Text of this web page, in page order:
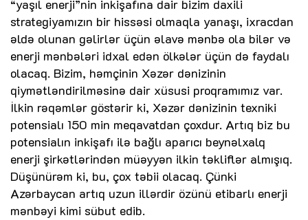
“yaşıl enerji”nin inkişafına dair bizim daxili
strategiyamızın bir hissəsi olmaqla yanaşı, ixracdan
əldə olunan gəlirlər üçün əlavə mənbə ola bilər və
enerji mənbələri idxal edən ölkələr üçün də faydalı
olacaq. Bizim, həmçinin Xəzər dənizinin
qiymətləndirilməsinə dair xüsusi proqramımız var.
İlkin rəqəmlər göstərir ki, Xəzər dənizinin texniki
potensialı 150 min meqavatdan çoxdur. Artıq biz bu
potensialın inkişafı ilə bağlı aparıcı beynəlxalq
enerji şirkətlərindən müəyyən ilkin təkliflər almışıq.
Düşünürəm ki, bu, çox təbii olacaq. Çünki
Azərbaycan artıq uzun illərdir özünü etibarlı enerji
mənbəyi kimi sübut edib.